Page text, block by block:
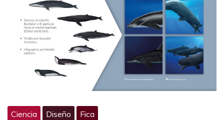
Ciencia Diseño Fica